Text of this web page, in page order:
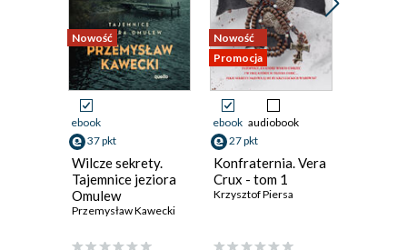
Nowość
ebook
37 pkt
Wilcze sekrety.
Tajemnice jeziora
Omulew
Przemysław Kawecki
Nowość
Promocja
ebook audiobook
27 pkt
Konfraternia. Vera
Crux - tom 1
Krzysztof Piersa